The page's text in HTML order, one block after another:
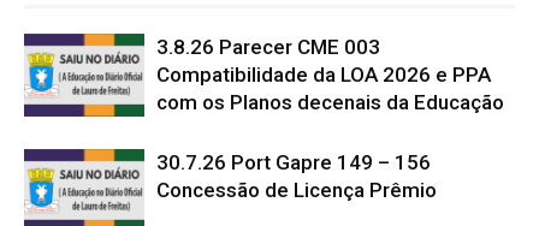
3.8.26 Parecer CME 003
Compatibilidade da LOA 2026 e PPA
com os Planos decenais da Educação
30.7.26 Port Gapre 149 – 156
Concessão de Licença Prêmio